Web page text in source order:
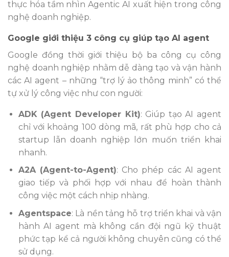
thực hóa tầm nhìn Agentic AI xuất hiện trong công
nghệ doanh nghiệp.
Google giới thiệu 3 công cụ giúp tạo AI agent
Google đồng thời giới thiệu bộ ba công cụ công
nghệ doanh nghiệp nhằm dễ dàng tạo và vận hành
các AI agent – những “trợ lý ảo thông minh” có thể
tự xử lý công việc như con người:
ADK (Agent Developer Kit): Giúp tạo AI agent
chỉ với khoảng 100 dòng mã, rất phù hợp cho cả
startup lẫn doanh nghiệp lớn muốn triển khai
nhanh.
A2A (Agent-to-Agent): Cho phép các AI agent
giao tiếp và phối hợp với nhau để hoàn thành
công việc một cách nhịp nhàng.
Agentspace: Là nền tảng hỗ trợ triển khai và vận
hành AI agent mà không cần đội ngũ kỹ thuật
phức tạp kể cả người không chuyên cũng có thể
sử dụng.